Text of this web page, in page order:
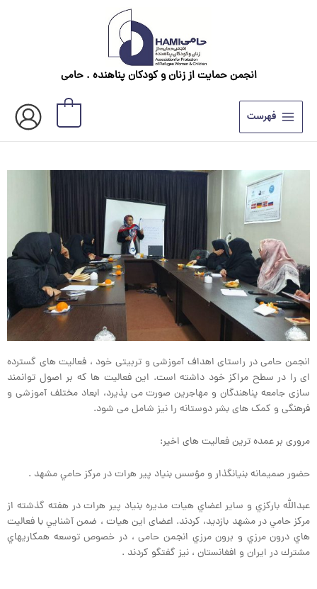
انجمن حمایت از زنان و کودکان پناهنده . حامی
فهرست
انجمن حامی در راستای اهداف آموزشی و تربیتی خود ، فعالیت های گسترده
ای را در سطح مراکز خود داشته است. این فعالیت ها که بر اصول توانمند
سازی جامعه پناهندگان و مهاجرین صورت می پذیرد، ابعاد مختلف آموزشی و
فرهنگی و کمک های بشر دوستانه را نیز شامل می شود.
مروری بر عمده ترین فعالیت های اخیر:
حضور صميمانه بنيانگذار و مؤسس بنياد پير هرات در مركز حامي مشهد .
عبدالله باركزي و ساير اعضاي هيات مديره بنياد پير هرات در هفته گذشته از
مركز حامي در مشهد بازديد، کردند. اعضای این هیات ، ضمن آشنايي با فعاليت
هاي درون مرزي و برون مرزي انجمن حامی ، در خصوص توسعه همكاريهاي
مشترك در ايران و افغانستان ، نیز گفتگو كردند .